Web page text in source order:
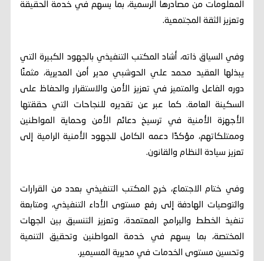
المعلومات من مصادرها الرسمية، بما يسهم في خدمة الحقيقة
وتعزيز الثقة المجتمعية.
وفي السياق ذاته، أشاد المكتب التنفيذي بالجهود الكبيرة التي
يبذلها العقيد محمد علي الحوشبي مدير أمن المديرية، مثمنًا
دوره الفاعل والمتميز في تعزيز الأمن والاستقرار والحفاظ على
السكينة العامة. كما عبر عن تقديره للنجاحات التي حققتها
الأجهزة الأمنية في ترسيخ دعائم الأمن وحماية المواطنين
وممتلكاتهم، مؤكدًا دعمه الكامل للجهود الأمنية الرامية إلى
تعزيز سيادة النظام والقانون.
وفي ختام الاجتماع، خرج المكتب التنفيذي بعدد من القرارات
والتوصيات الهادفة إلى رفع مستوى الأداء التنفيذي، ومتابعة
تنفيذ الخطط والبرامج المعتمدة، وتعزيز التنسيق بين الجهات
المختصة، بما يسهم في خدمة المواطنين وتحقيق التنمية
وتحسين مستوى الخدمات في مديرية المسيمير.